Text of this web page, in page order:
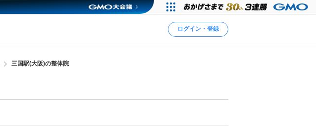
ログイン・登録
三国駅(大阪)の整体院